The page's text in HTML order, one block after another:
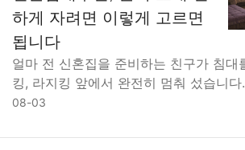
하게 자려면 이렇게 고르면
됩니다
얼마 전 신혼집을 준비하는 친구가 침대
킹, 라지킹 앞에서 완전히 멈춰 섰습니
08-03